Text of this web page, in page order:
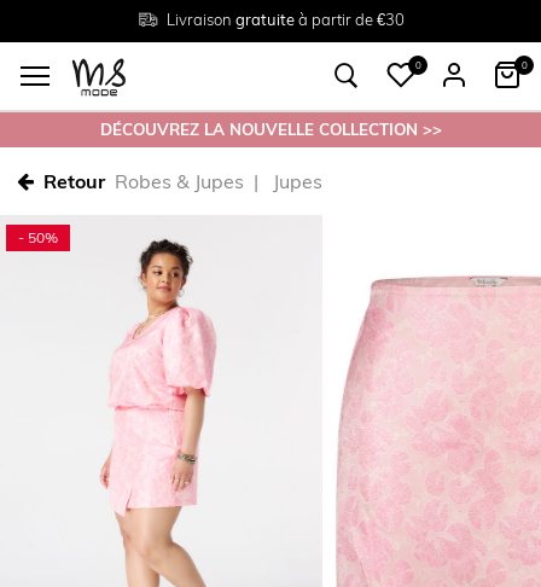
Livraison gratuiteà partir de €30
Tailles du38 au 54
Retourgratuit en magasin
0 0
DÉCOUVREZ LA NOUVELLE COLLECTION >>
Retour Robes & Jupes Jupes
- 50%